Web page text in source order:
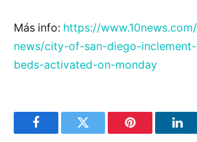
Más info: https://
news/city-of-san-diego-
beds-activated-on-monday
FacebookTwitter Pinterest